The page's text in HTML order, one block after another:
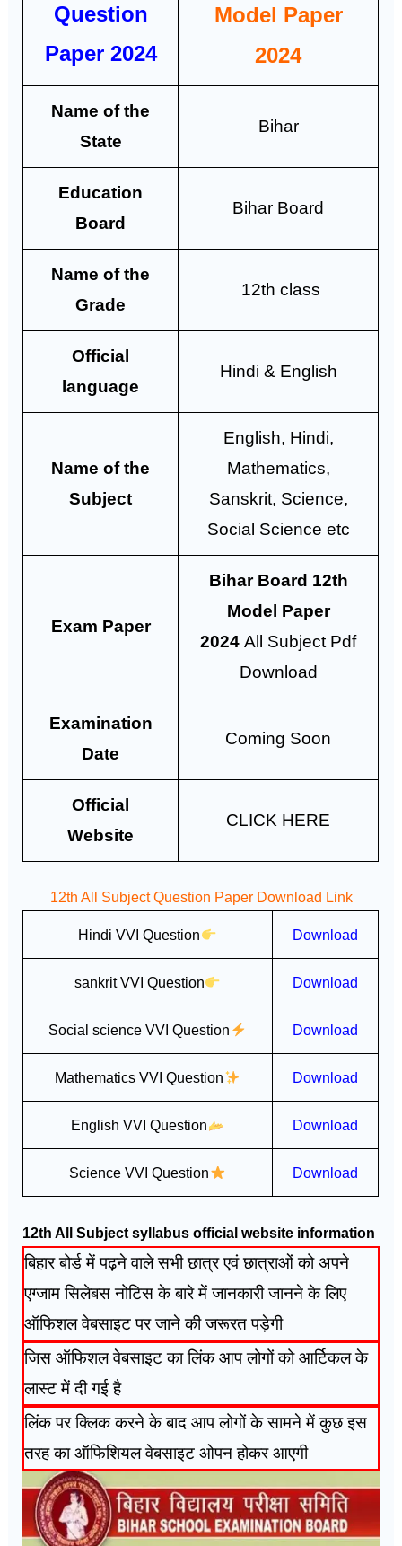
Question
Paper 2024
Model Paper
2024
Name of the
State
Bihar
Education
Board
Bihar Board
Name of the
Grade
12th class
Official
language
Hindi & English
Name of the
Subject
English, Hindi,
Mathematics,
Sanskrit, Science,
Social Science etc
Exam Paper
Bihar Board 12th
Model Paper
2024 All Subject Pdf
Download
Examination
Date
Coming Soon
Official
Website
CLICK HERE
12th All Subject Question Paper Download Link
Hindi VVI Question Download
sankrit VVI Question Download
Social science VVI Question Download
Mathematics VVI Question Download
English VVI Question Download
Science VVI Question Download
12th All Subject syllabus official website information
बिहार बोर्ड में पढ़ने वाले सभी छात्र एवं छात्राओं को अपने
एग्जाम सिलेबस नोटिस के बारे में जानकारी जानने के लिए
ऑफिशल वेबसाइट पर जाने की जरूरत पड़ेगी
जिस ऑफिशल वेबसाइट का लिंक आप लोगों को आर्टिकल के
लास्ट में दी गई है
लिंक पर क्लिक करने के बाद आप लोगों के सामने में कुछ इस
तरह का ऑफिशियल वेबसाइट ओपन होकर आएगी